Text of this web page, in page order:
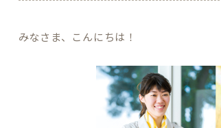
みなさま、こんにちは！